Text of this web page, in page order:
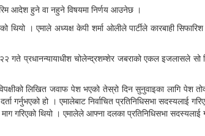
आदेश हुने वा नहुने विषयमा निर्णय आउनेछ ।
थियो । एमाले अध्यक्ष केपी शर्मा ओलीले पार्टीले कारबाही
गते प्रधानन्यायाधीश चोलेन्द्रशम्शेर जबराको एकल इजलासले सो
लिखित जवाफ पेश भएको तेस्रो दिन सुनुवाइका लागि पेश
हो । एमालेबाट निर्वाचित प्रतिनिधिसभा सदस्यलाई
गरिएको थियो । एमालेले आफ्ना दलका प्रतिनिधिसभा